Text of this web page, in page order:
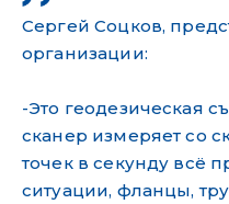
Сергей Соцков,
организации:
-Это геодезическая
сканер измеряет со
точек в секунду всё
ситуации, фланцы,